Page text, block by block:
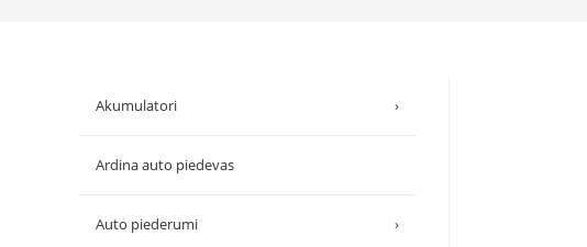
Akumulatori ›
Ardina auto piedevas
Auto piederumi ›